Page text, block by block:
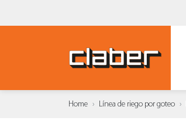
Home Línea de riego por goteo